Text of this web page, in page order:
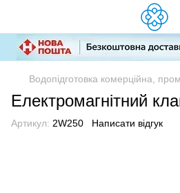
Водопідготовка комерційна,
Електромагнітний
Артикул: 2W250 Написати відгук